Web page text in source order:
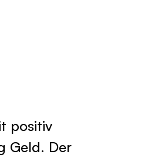
positiv
Geld. Der